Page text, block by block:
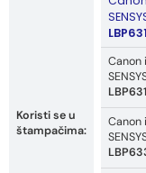
Koristi se u
štampačima:
Canon
Canon